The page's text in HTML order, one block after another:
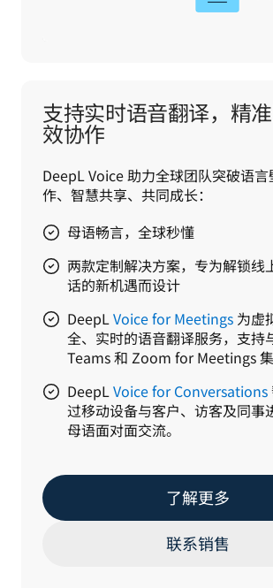
支持实时语音翻译，精
效协作
DeepL Voice 助力全球团队突破语
作、智慧共享、共同成长：
母语畅言，全球秒懂
两款定制解决方案，专为解锁线
话的新机遇而设计
DeepLVoice for Meetings 为虚
全、实时的语音翻译服务，支持
Teams 和 Zoom for Meetings
DeepLVoice for Conversations
过移动设备与客户、访客及同事
母语面对面交流。
了解更多
联系销售